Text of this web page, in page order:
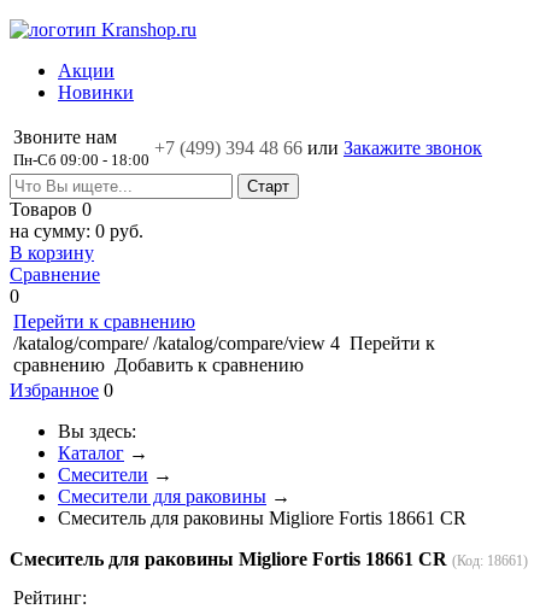
Акции
Новинки
Звоните нам
Пн-Сб 09:00 - 18:00
+7 (499) 394 48 66 или Закажите звонок
Товаров 0
на сумму: 0 руб.
В корзину
Сравнение
0
Перейти к сравнению
/katalog/compare/ /katalog/compare/view 4 Перейти к
сравнению Добавить к сравнению
Избранное 0
Вы здесь:
Каталог →
Смесители →
Смесители для раковины →
Смеситель для раковины Migliore Fortis 18661 CR
Смеситель для раковины Migliore Fortis 18661 CR (Код: 18661)
Рейтинг: